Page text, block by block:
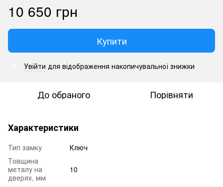
10 650 грн
Купити
Увійти для відображення накопичувальної знижки
До обраного Порівняти
Характеристики
Тип замку
Ключ
Товщина
металу на
дверях, мм
10